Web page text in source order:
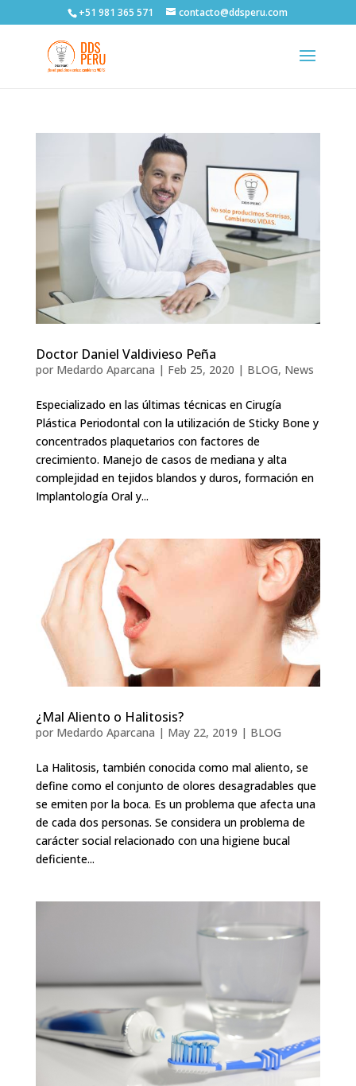
+51 981 365 571 contacto@ddsperu.com
Doctor Daniel Valdivieso Peña
por Medardo Aparcana | Feb 25, 2020 | BLOG, News
Especializado en las últimas técnicas en Cirugía
Plástica Periodontal con la utilización de Sticky Bone y
concentrados plaquetarios con factores de
crecimiento. Manejo de casos de mediana y alta
complejidad en tejidos blandos y duros, formación en
Implantología Oral y...
¿Mal Aliento o Halitosis?
por Medardo Aparcana | May 22, 2019 | BLOG
La Halitosis, también conocida como mal aliento, se
define como el conjunto de olores desagradables que
se emiten por la boca. Es un problema que afecta una
de cada dos personas. Se considera un problema de
carácter social relacionado con una higiene bucal
deficiente...